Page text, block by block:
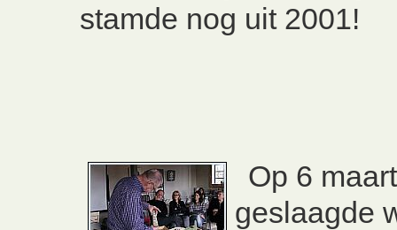
stamde nog uit 2001!
Op 6
geslaagde